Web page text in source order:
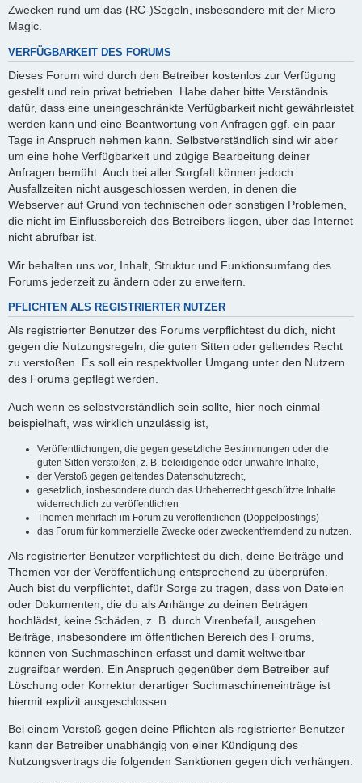
Zwecken rund um das (RC-)Segeln, insbesondere mit der Micro
Magic.
VERFÜGBARKEIT DES FORUMS
Dieses Forum wird durch den Betreiber kostenlos zur Verfügung
gestellt und rein privat betrieben. Habe daher bitte Verständnis
dafür, dass eine uneingeschränkte Verfügbarkeit nicht gewährleistet
werden kann und eine Beantwortung von Anfragen ggf. ein paar
Tage in Anspruch nehmen kann. Selbstverständlich sind wir aber
um eine hohe Verfügbarkeit und zügige Bearbeitung deiner
Anfragen bemüht. Auch bei aller Sorgfalt können jedoch
Ausfallzeiten nicht ausgeschlossen werden, in denen die
Webserver auf Grund von technischen oder sonstigen Problemen,
die nicht im Einflussbereich des Betreibers liegen, über das Internet
nicht abrufbar ist.
Wir behalten uns vor, Inhalt, Struktur und Funktionsumfang des
Forums jederzeit zu ändern oder zu erweitern.
PFLICHTEN ALS REGISTRIERTER NUTZER
Als registrierter Benutzer des Forums verpflichtest du dich, nicht
gegen die Nutzungsregeln, die guten Sitten oder geltendes Recht
zu verstoßen. Es soll ein respektvoller Umgang unter den Nutzern
des Forums gepflegt werden.
Auch wenn es selbstverständlich sein sollte, hier noch einmal
beispielhaft, was wirklich unzulässig ist,
Veröffentlichungen, die gegen gesetzliche Bestimmungen oder die
guten Sitten verstoßen, z. B. beleidigende oder unwahre Inhalte,
der Verstoß gegen geltendes Datenschutzrecht,
gesetzlich, insbesondere durch das Urheberrecht geschützte Inhalte
widerrechtlich zu veröffentlichen
Themen mehrfach im Forum zu veröffentlichen (Doppelpostings)
das Forum für kommerzielle Zwecke oder zweckentfremdend zu nutzen.
Als registrierter Benutzer verpflichtest du dich, deine Beiträge und
Themen vor der Veröffentlichung entsprechend zu überprüfen.
Auch bist du verpflichtet, dafür Sorge zu tragen, dass von Dateien
oder Dokumenten, die du als Anhänge zu deinen Beträgen
hochlädst, keine Schäden, z. B. durch Virenbefall, ausgehen.
Beiträge, insbesondere im öffentlichen Bereich des Forums,
können von Suchmaschinen erfasst und damit weltweitbar
zugreifbar werden. Ein Anspruch gegenüber dem Betreiber auf
Löschung oder Korrektur derartiger Suchmaschineneinträge ist
hiermit explizit ausgeschlossen.
Bei einem Verstoß gegen deine Pflichten als registrierter Benutzer
kann der Betreiber unabhängig von einer Kündigung des
Nutzungsvertrags die folgenden Sanktionen gegen dich verhängen: